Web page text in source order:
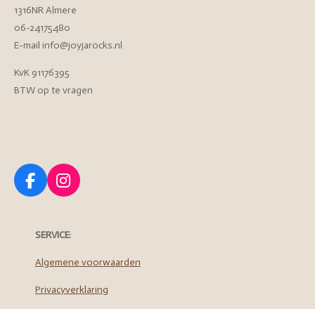
1316NR Almere
06-24175480
E-mail info@joyjarocks.nl
KvK 91176395
BTW op te vragen
F
a
e
o
k
I
n
t
g
a
SERVICE:
Algemene voorwaarden
Privacyverklaring